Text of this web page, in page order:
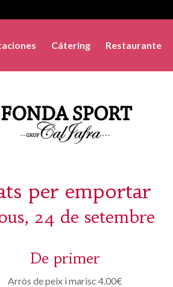
Cátering Restaurante
per emportar
24 de setembre
De primer
Arròs de peix i marisc 4.00€